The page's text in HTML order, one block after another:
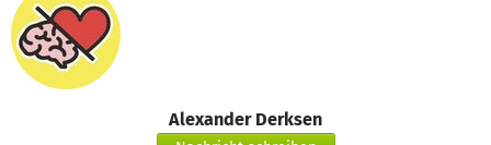
Alexander Derksen